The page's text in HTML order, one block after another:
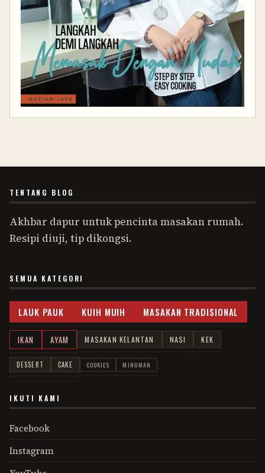
TENTANG BLOG
Akhbar dapur untuk pencinta masakan rumah.
Resipi diuji, tip dikongsi.
SEMUA KATEGORI
LAUK PAUK KUIH MUIH MASAKAN TRADISIONAL
IKAN AYAM MASAKAN KELANTAN NASI KEK
DESSERT CAKE COOKIES MINUMAN
IKUTI KAMI
Facebook
Instagram